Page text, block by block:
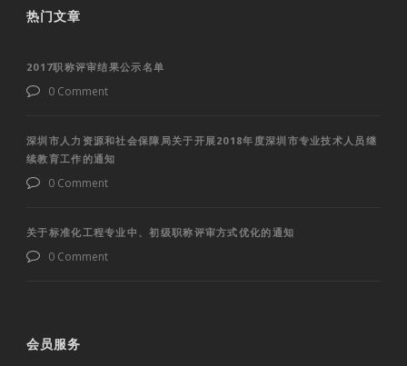
热门文章
2017职称评审结果公示名单
0 Comment
深圳市人力资源和社会保障局关于开展2018年度深圳市专业技术人员继
续教育工作的通知
0 Comment
关于标准化工程专业中、初级职称评审方式优化的通知
0 Comment
会员服务